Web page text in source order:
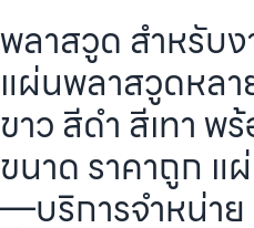
พลาสวูด สำหรับ
แผ่นพลาสวูดหล
ขาว สีดำ สีเทา
ขนาด ราคาถูก
—บริการจำหน่า